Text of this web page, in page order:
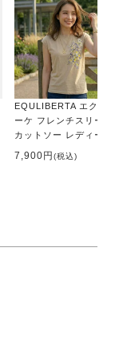
EQULIBERTA エクイブ
ーケ フレンチスリーブ
カットソー レディース
7,900円(税込)